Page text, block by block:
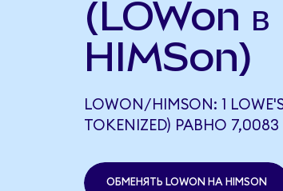
(LOWon в
HIMSon)
LOWON/HIMSON: 1
TOKENIZED) РАВНО 7,0083
ОБМЕНЯТЬ LOWON НА HIMSON